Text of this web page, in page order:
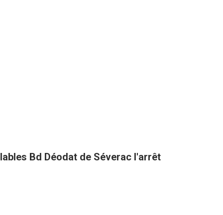
Bd Déodat de Séverac l'arrêt